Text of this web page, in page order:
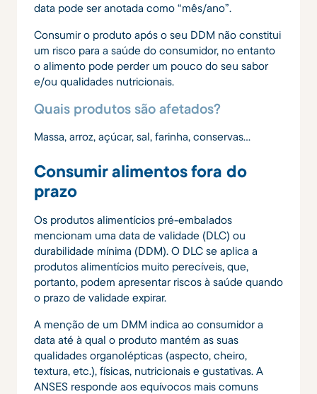
data pode ser anotada como “mês/ano”.
Consumir o produto após o seu DDM não constitui
um risco para a saúde do consumidor, no entanto
o alimento pode perder um pouco do seu sabor
e/ou qualidades nutricionais.
Quais produtos são afetados?
Massa, arroz, açúcar, sal, farinha, conservas…
Consumir alimentos fora do
prazo
Os produtos alimentícios pré-embalados
mencionam uma data de validade (DLC) ou
durabilidade mínima (DDM). O DLC se aplica a
produtos alimentícios muito perecíveis, que,
portanto, podem apresentar riscos à saúde quando
o prazo de validade expirar.
A menção de um DMM indica ao consumidor a
data até à qual o produto mantém as suas
qualidades organolépticas (aspecto, cheiro,
textura, etc.), físicas, nutricionais e gustativas. A
ANSES responde aos equívocos mais comuns